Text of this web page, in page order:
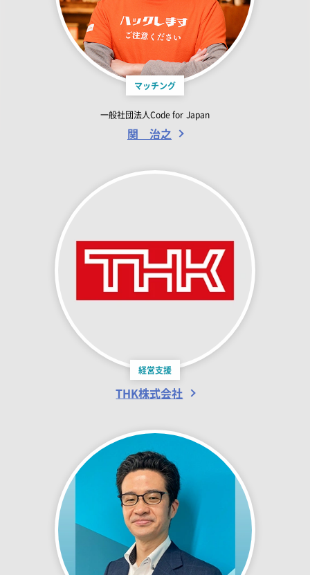
マッチング
一般社団法人Code for Japan
関 治之
経営支援
THK株式会社